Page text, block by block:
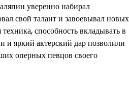
уверенно набирал
свой талант и завоевывал новых
способность вкладывать в
и яркий актерский дар позволили
оперных певцов своего